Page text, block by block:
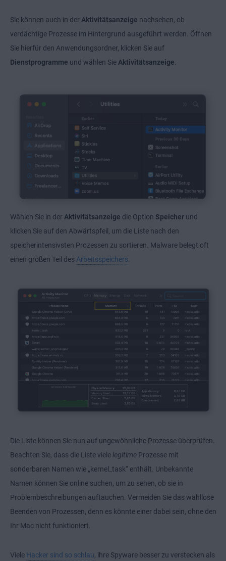
Sie können auch in der Aktivitätsanzeige nachsehen, ob
verdächtige Prozesse im Hintergrund ausgeführt werden. Öffnen
Sie hierfür den Anwendungsordner, klicken Sie auf
Dienstprogramme und wählen Sie Aktivitätsanzeige
Wählen Sie in der Aktivitätsanzeige die Option Speicher und
klicken Sie auf den Abwärtspfeil, um die Liste nach den
speicherintensivsten Prozessen zu sortieren. Malware belegt oft
einen großen Teil des Arbeitsspeichers.
Die Liste können Sie nun auf ungewöhnliche Prozesse überprüfen.
Beachten Sie, dass die Liste viele legitime Prozesse mit
sonderbaren Namen wie „kernel_task“ enthält. Unbekannte
Namen können Sie online suchen, um zu sehen, ob sie in
Problembeschreibungen auftauchen. Vermeiden Sie das wahllose
Beenden von Prozessen, denn es könnte einer dabei sein, ohne den
Ihr Mac nicht funktioniert.
Viele Hacker sind so schlau , ihre Spyware besser zu verstecken als